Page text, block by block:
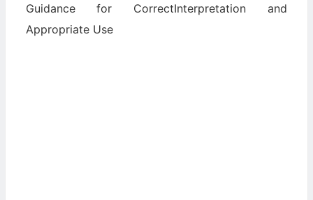
Guidance for CorrectInterpretation and
Appropriate Use